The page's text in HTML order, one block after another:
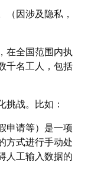
因涉及隐私，
在全国范围内执
千名工人，包括
挑战。比如：
申请等）是一项
方式进行手动处
人工输入数据的